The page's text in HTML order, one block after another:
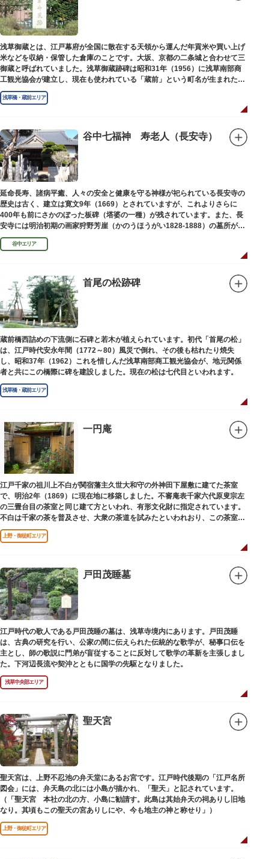
浅草御蔵とは、江戸幕府が全国に散在する天領から運んだ年貢米や買い上げ
米などを収納・保管した倉庫のことです。大坂、京都の二条城と合わせて三
御蔵と呼ばれていました。浅草御蔵跡碑は昭和31年（1956）に浅草南部商
工観光協会が建立し、現在も使われている「蔵前」という町名が生まれたの
は昭和9年（1934）のことです。
浅草橋・蔵前エリア
谷中七福神 寿老人（長安寺）
延命長寿、諸病平癒、人々の安全と健康を守る神様が祀られている長安寺の
歴史は古く、建立は寛文9年（1669）とされていますが、これよりさらに
400年も前にさかのぼった板碑（塔婆の一種）が残されています。また、長
安寺には明治初期の画家狩野芳崖（かのうほうがい1828-1888）の墓所があ
ります。
谷中エリア
首尾の松跡碑
蔵前橋西詰めの下流側に石碑と若木が植えられています。初代「首尾の松」
は、江戸時代安永年間（1772～80）風災で倒れ、その後も枯れたり焼失
し、昭和37年（1962）これを惜しんだ浅草南部商工観光協会が、地元関係
者と共にこの橋際に碑を建設しました。現在の松は七代目といわれます。
浅草橋・蔵前エリア
一円庵
江戸千家の祖川上不白が関宿藩主久世大和守の外神田下屋敷に建てた茶室
で、明治2年（1869）に現在地に移築しました。不審庵表千家六代原叟宗左
の三畳台目の茶室と同じ建て方といわれ、有形文化財に指定されています。
不白は千家の茶を普及させ、大衆の茶道を試みたといわれおり、この茶室は
江戸千家を広める拠点となりました。
上野・御徒町エリア
戸田茂睡墓
江戸時代の歌人である戸田茂睡の墓は、浅草寺境内にあります。戸田茂睡
は、古典の研究を行い、公家の間に伝えられた伝統的な歌学が、秘事口伝を
主とし、師の歌説に門弟が盲従することに反対して歌学の革新を主張しまし
た。下河辺長流や契沖とともに国学の先駆となりました。
浅草中央部エリア
聖天宮
聖天宮は、上野不忍池の弁天堂にあるお宮です。江戸時代後期の「江戸名所
図会」には、弁天島の北には小島が描かれ、「聖天」と記されています。
（「聖天宮 本社の北の方、小島に勧請す。此島は其始弁天の祠ありし旧地
なり。其頃もこの聖天の宮ありしにや、今も地主の神と称せり」）
上野・御徒町エリア